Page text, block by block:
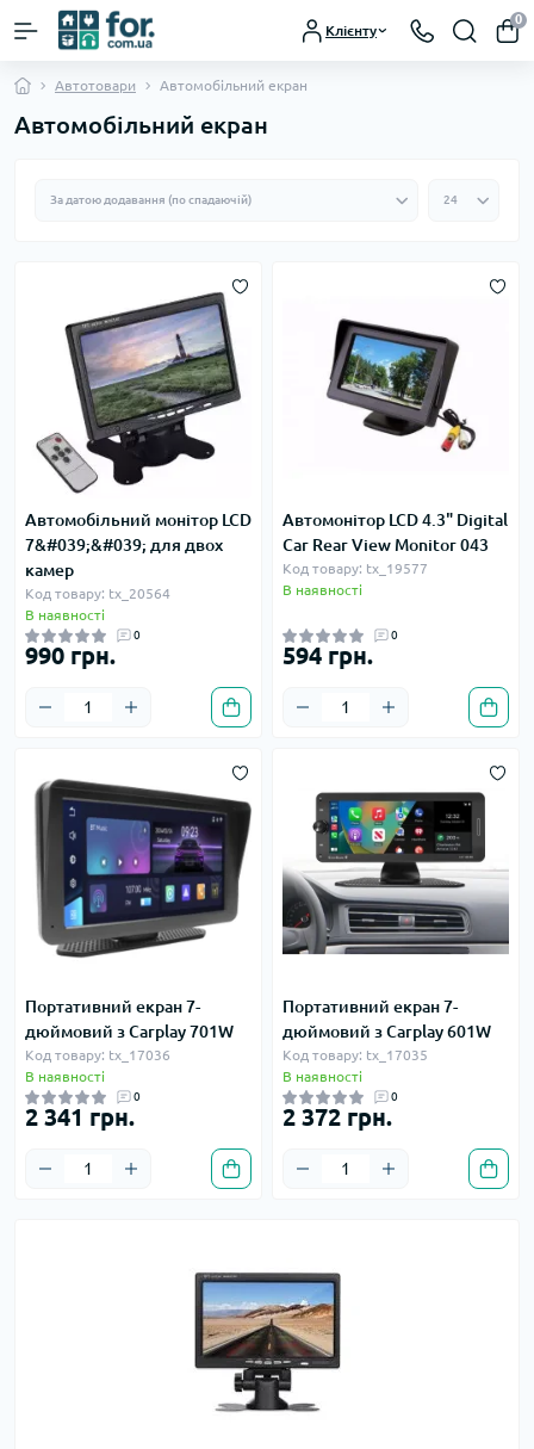
Клієнту
0
Автотовари Автомобільний екран
Автомобільний екран
Автомобільний монітор LCD
7&#039;&#039; для двох
камер
Код товару: tx_20564
В наявності
0
990 грн.
Автомонітор LCD 4.3" Digital
Car Rear View Monitor 043
Код товару: tx_19577
В наявності
0
594 грн.
Портативний екран 7-
дюймовий з Carplay 701W
Код товару: tx_17036
В наявності
0
2 341 грн.
Портативний екран 7-
дюймовий з Carplay 601W
Код товару: tx_17035
В наявності
0
2 372 грн.